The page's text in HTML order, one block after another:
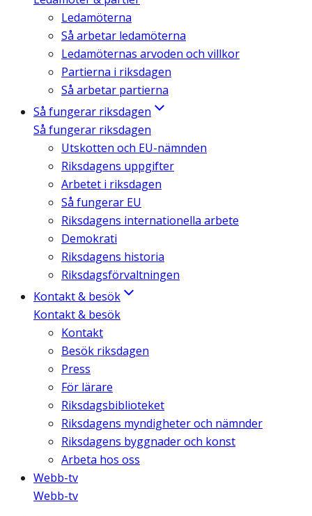
Ledamöterna
Så arbetar ledamöterna
Ledamöternas arvoden och villkor
Partierna i riksdagen
Så arbetar partierna
Så fungerar riksdagen
Så fungerar riksdagen
Utskotten och EU-nämnden
Riksdagens uppgifter
Arbetet i riksdagen
Så fungerar EU
Riksdagens internationella arbete
Demokrati
Riksdagens historia
Riksdagsförvaltningen
Kontakt & besök
Kontakt & besök
Kontakt
Besök riksdagen
Press
För lärare
Riksdagsbiblioteket
Riksdagens myndigheter och nämnder
Riksdagens byggnader och konst
Arbeta hos oss
Webb-tv
Webb-tv